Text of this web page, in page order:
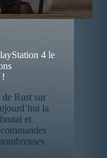
4 le
!
Rust sur
la
et